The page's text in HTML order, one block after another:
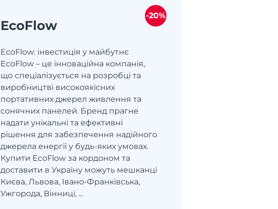
EcoFlow
EcoFlow: інвестиція у майбутнє
EcoFlow – це інноваційна компанія,
що спеціалізується на розробці та
виробництві високоякісних
портативних джерел живлення та
сонячних панелей. Бренд прагне
надати унікальні та ефективні
рішення для забезпечення надійного
джерела енергії у будь-яких умовах.
Купити EcoFlow за кордоном та
доставити в Україну можуть мешканці
Києва, Львова, Івано-Франківська,
Ужгорода, Вінниці, ...
-20%